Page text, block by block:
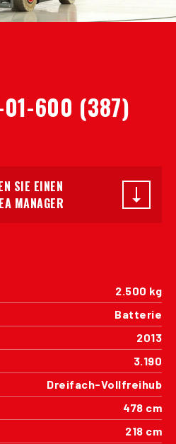
01-600 (387)
SIE EINEN
MANAGER
2.500 kg
Batterie
2013
3.190
Dreifach-Vollfreihub
478 cm
218 cm